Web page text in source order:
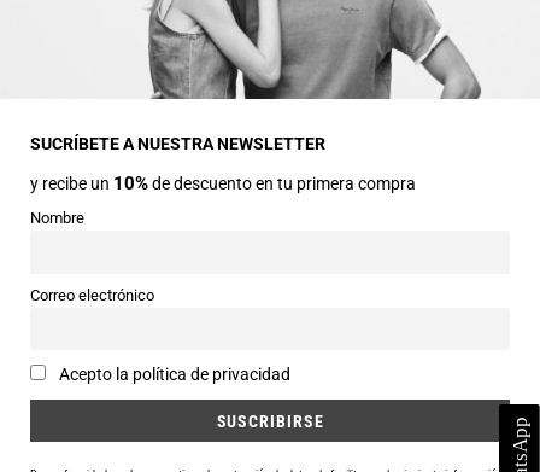
INFORMACIÓN GENERAL
22330 Ainsa (Huesca)
Teléfonos
974 50 00 43
Horarios
Email
SUCRÍBETE A NUESTRA NEWSLETTER
y recibe un 10%de descuento en tu primera compra
Nombre
Correo electrónico
Acepto la política de privacidad